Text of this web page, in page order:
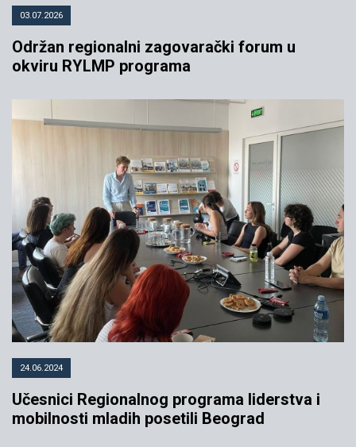
03.07.2026
Održan regionalni zagovarački forum u
okviru RYLMP programa
24.06.2024
Učesnici Regionalnog programa liderstva i
mobilnosti mladih posetili Beograd